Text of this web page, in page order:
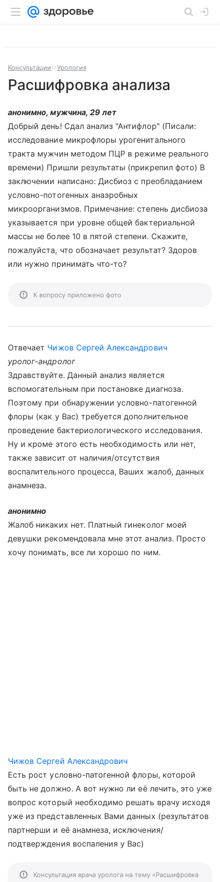
Консультации Урология
Расшифровка анализа
анонимно, мужчина, 29 лет
Добрый день! Сдал анализ "Антифлор" (Писали:
исследование микрофлоры урогенитального
тракта мужчин методом ПЦР в режиме реального
времени) Пришли результаты (прикрепил фото) В
заключении написано: Дисбиоз с преобладанием
условно-потогенных анаэробных
микроорганизмов. Примечание: степень дисбиоза
указывается при уровне общей бактериальной
массы не более 10 в пятой степени. Скажите,
пожалуйста, что обозначает результат? Здоров
или нужно принимать что-то?
К вопросу приложено фото
Отвечает Чижов Сергей Александрович
уролог-андролог
Здравствуйте. Данный анализ является
вспомогательным при постановке диагноза.
Поэтому при обнаружении условно-патогенной
флоры (как у Вас) требуется дополнительное
проведение бактериологического исследования.
Ну и кроме этого есть необходимость или нет,
также зависит от наличия/отсутствия
воспалительного процесса, Ваших жалоб, данных
анамнеза.
анонимно
Жалоб никаких нет. Платный гинеколог моей
девушки рекомендовала мне этот анализ. Просто
хочу понимать, все ли хорошо по ним.
Чижов Сергей Александрович
Есть рост условно-патогенной флоры, которой
быть не должно. А вот нужно ли её лечить, это уже
вопрос который необходимо решать врачу исходя
уже из представленных Вами данных (результатов
партнерши и её анамнеза, исключения/
подтверждения воспаления у Вас)
Консультация врача уролога на тему «Расшифровка